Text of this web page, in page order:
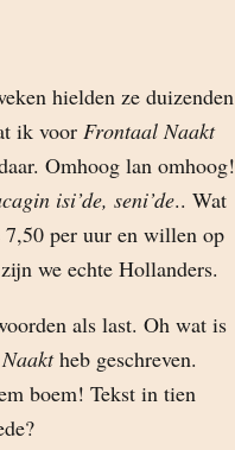
hielden ze duizenden
ik voor Frontaal Naakt
Omhoog lan omhoog!
isi’de, seni’de.. Wat
per uur en willen op
we echte Hollanders.
als last. Oh wat is
heb geschreven.
boem! Tekst in tien